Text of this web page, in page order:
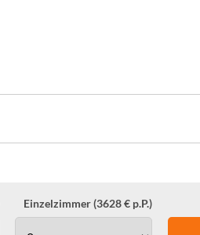
Einzelzimmer (3628 € p.P.)